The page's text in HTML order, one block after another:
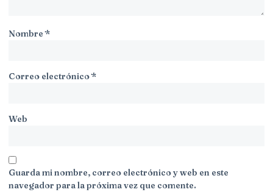
Nombre*
Correo electrónico*
Web
Guarda mi nombre, correo electrónico y web en este
navegador para la próxima vez que comente.